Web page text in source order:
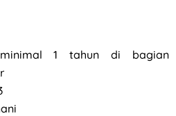
1 tahun di bagian